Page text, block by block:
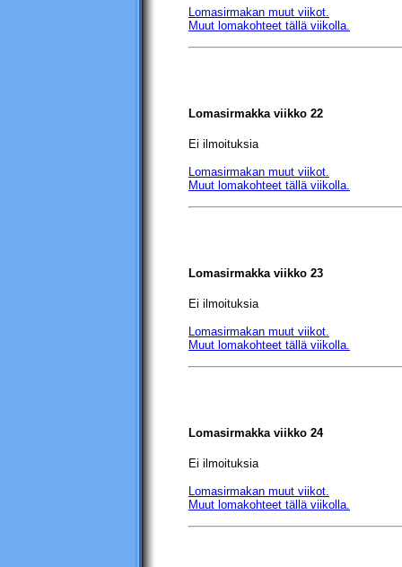
Lomasirmakan muut viikot.
Muut lomakohteet tällä viikolla.
Lomasirmakka viikko 22
Ei ilmoituksia
Lomasirmakan muut viikot.
Muut lomakohteet tällä viikolla.
Lomasirmakka viikko 23
Ei ilmoituksia
Lomasirmakan muut viikot.
Muut lomakohteet tällä viikolla.
Lomasirmakka viikko 24
Ei ilmoituksia
Lomasirmakan muut viikot.
Muut lomakohteet tällä viikolla.